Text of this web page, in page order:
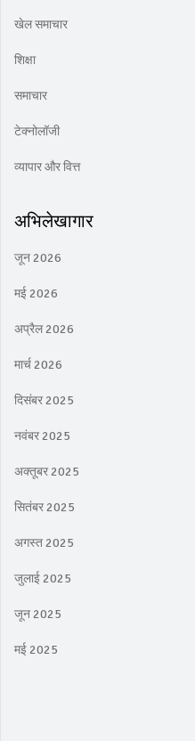
खेल समाचार
शिक्षा
समाचार
टेक्नोलॉजी
व्यापार और वित्त
अभिलेखागार
जून 2026
मई 2026
अप्रैल 2026
मार्च 2026
दिसंबर 2025
नवंबर 2025
अक्तूबर 2025
सितंबर 2025
अगस्त 2025
जुलाई 2025
जून 2025
मई 2025